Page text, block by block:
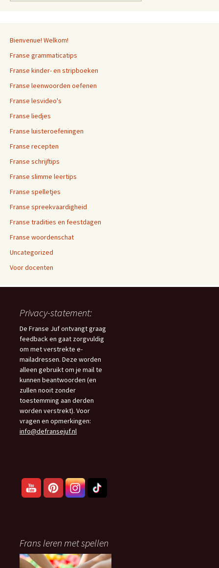
Bienvenue! Welkom!
Franse grammaticatips
Franse kinder- en stripboeken
Franse leenwoorden oefenen
Franse lesvideo's
Franse liedjes
Franse luisteroefeningen
Franse recepten
Franse schrijftips
Franse slimme leertips
Franse spelletjes
Franse spreekvaardigheid
Franse tradities en feestdagen
Franse woordenschat
Uncategorized
Voor docenten
Privacy-statement:
De Franse Juf ontvangt graag
feedback en gaat zorgvuldig
om met verstrekte e-
mailadressen. Deze worden
alleen gebruikt om je mail te
kunnen beantwoorden (en
zullen nooit zonder
toestemming aan derden
worden verstrekt). Voor
vragen en opmerkingen:
info@defransejuf.nl
Frans leren met spellen